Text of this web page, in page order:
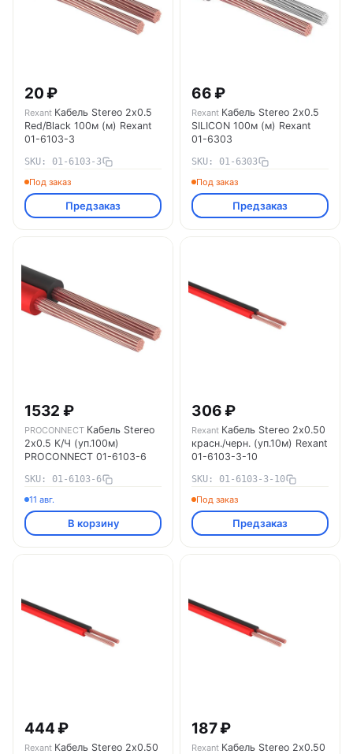
20 ₽
Rexant Кабель Stereo 2х0.5
Red/Black 100м (м) Rexant
01-6103-3
SKU: 01-6103-3
Под заказ
Предзаказ
66 ₽
Rexant Кабель Stereo 2х0.5
SILICON 100м (м) Rexant
01-6303
SKU: 01-6303
Под заказ
Предзаказ
1532 ₽
PROCONNECT Кабель Stereo
2х0.5 К/Ч (уп.100м)
PROCONNECT 01-6103-6
SKU: 01-6103-6
11 авг.
В корзину
306 ₽
Rexant Кабель Stereo 2х0.50
красн./черн. (уп.10м) Rexant
01-6103-3-10
SKU: 01-6103-3-10
Под заказ
Предзаказ
444 ₽
Rexant Кабель Stereo 2х0.50
187 ₽
Rexant Кабель Stereo 2х0.50